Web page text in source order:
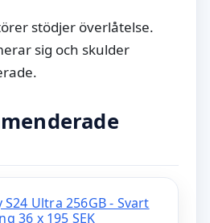
stödjer överlåtelse.
sig och skulder
Ultra 256GB - Svart
36 x 195 SEK